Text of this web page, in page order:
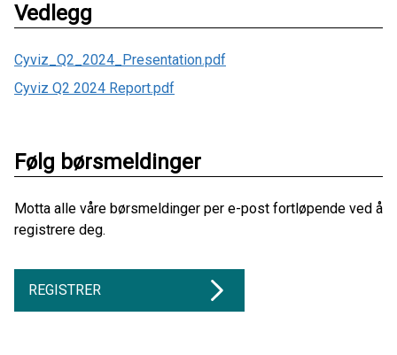
Vedlegg
Cyviz_Q2_2024_Presentation.pdf
Cyviz Q2 2024 Report.pdf
Følg børsmeldinger
Motta alle våre børsmeldinger per e-post fortløpende ved å
registrere deg.
REGISTRER